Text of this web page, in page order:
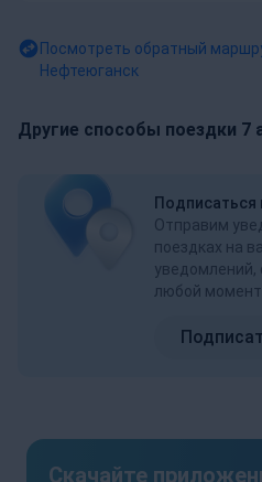
Посмотреть обратный
Нефтеюганск
Другие способы поездки 7
Подписаться
Отправим
поездках на
уведомлений,
любой момент
Скачайте